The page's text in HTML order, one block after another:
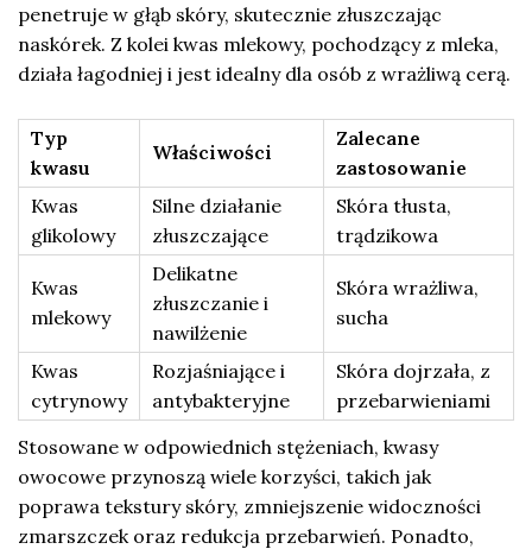
penetruje w głąb skóry, skutecznie złuszczając
naskórek. Z kolei kwas mlekowy, pochodzący z mleka,
działa łagodniej i jest idealny dla osób z wrażliwą cerą.
Typ
kwasu
Właściwości
Zalecane
zastosowanie
Kwas
glikolowy
Silne działanie
złuszczające
Skóra tłusta,
trądzikowa
Kwas
mlekowy
Delikatne
złuszczanie i
nawilżenie
Skóra wrażliwa,
sucha
Kwas
cytrynowy
Rozjaśniające i
antybakteryjne
Skóra dojrzała, z
przebarwieniami
Stosowane w odpowiednich stężeniach, kwasy
owocowe przynoszą wiele korzyści, takich jak
poprawa tekstury skóry, zmniejszenie widoczności
zmarszczek oraz redukcja przebarwień. Ponadto,